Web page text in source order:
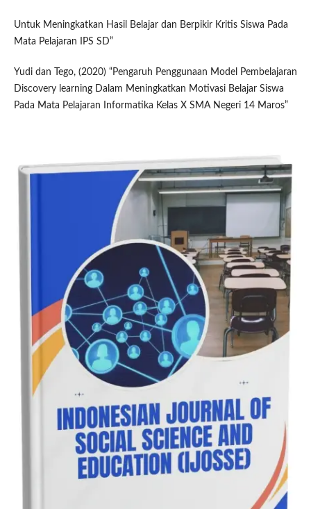
Untuk Meningkatkan Hasil Belajar dan Berpikir Kritis Siswa Pada
Mata Pelajaran IPS SD”
Yudi dan Tego, (2020) “Pengaruh Penggunaan Model Pembelajaran
Discovery learning Dalam Meningkatkan Motivasi Belajar Siswa
Pada Mata Pelajaran Informatika Kelas X SMA Negeri 14 Maros”